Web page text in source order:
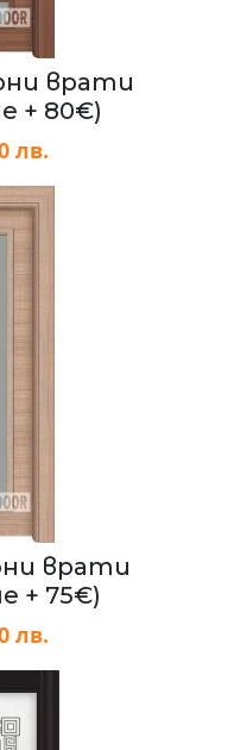
врати
+ 80€)
лв.
врати
+ 75€)
лв.